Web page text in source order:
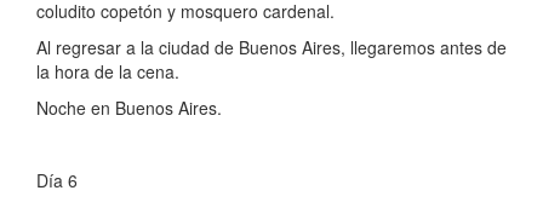
coludito copetón y mosquero cardenal.
Al regresar a la ciudad de Buenos Aires, llegaremos antes de
la hora de la cena.
Noche en Buenos Aires.
Día 6